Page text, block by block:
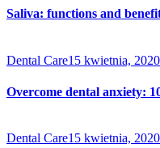
Saliva: functions and
Dental Care15 kwietnia, 2020
Overcome dental anxiety:
Dental Care15 kwietnia, 2020